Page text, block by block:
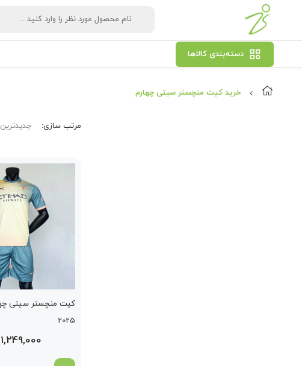
دسته‌بندی کالاها
خرید کیت منچستر سیتی چهارم
مرتب‌ سازی: جدیدترین
کیت منچستر سیتی
2025
1,249,000